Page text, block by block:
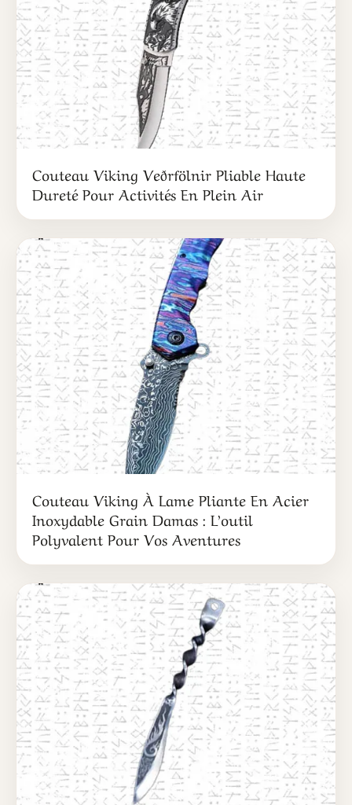
Couteau Viking Veðrfölnir Pliable Haute
Dureté Pour Activités En Plein Air
Couteau Viking À Lame Pliante En Acier
Inoxydable Grain Damas : L’outil
Polyvalent Pour Vos Aventures